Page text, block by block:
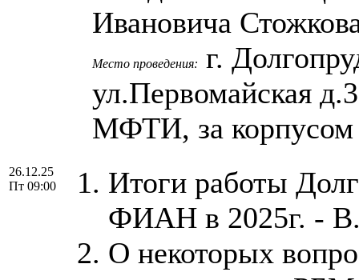
Ивановича
Место проведения:
г.
ул.Первомайская
МФТИ, за
26.12.25
Пт 09:00
Итоги работы
ФИАН в 2025г. -
О некоторых